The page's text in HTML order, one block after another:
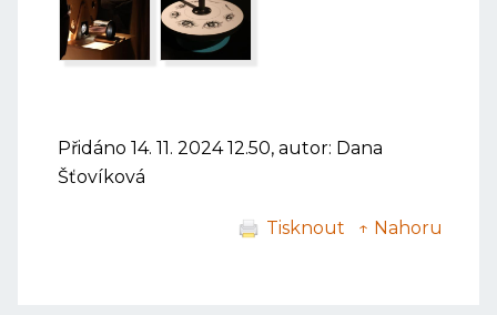
Přidáno 14. 11. 2024 12.50, autor: Dana
Šťovíková
Tisknout ↑ Nahoru